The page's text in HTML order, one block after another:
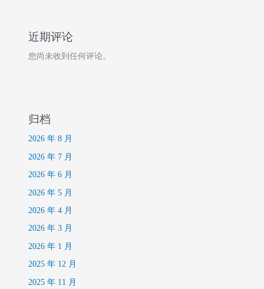
近期评论
您尚未收到任何评论。
归档
2026 年 8 月
2026 年 7 月
2026 年 6 月
2026 年 5 月
2026 年 4 月
2026 年 3 月
2026 年 1 月
2025 年 12 月
2025 年 11 月